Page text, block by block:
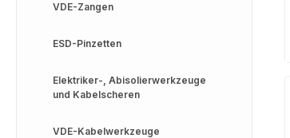
VDE-Zangen
ESD-Pinzetten
Elektriker-, Abisolierwerkzeuge
und Kabelscheren
VDE-Kabelwerkzeuge